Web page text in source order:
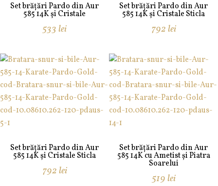
Set brățări Pardo din Aur
585 14K și Cristale
533lei
Set brățări Pardo din Aur
585 14K și Cristale Sticla
792lei
Set brățări Pardo din Aur
585 14K și Cristale Sticla
792lei
Set brățări Pardo din Aur
585 14K cu Ametist și Piatra
Soarelui
519lei